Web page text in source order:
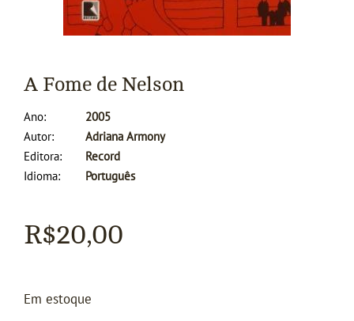
A Fome de Nelson
Ano
2005
Autor
Adriana Armony
Editora
Record
Idioma
Português
R$20,00
Em estoque